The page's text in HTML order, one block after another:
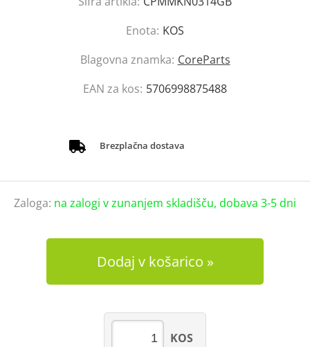
Enota: KOS
Blagovna znamka: CoreParts
EAN za kos: 5706998875488
Brezplačna dostava
Zaloga: na zalogi v zunanjem skladišču, dobava 3-5 dni
Dodaj v košarico
KOS